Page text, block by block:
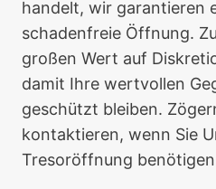
handelt, wir garantieren
schadenfreie Öffnung.
großen Wert auf
damit Ihre wertvollen
geschützt bleiben.
kontaktieren, wenn Sie
Tresoröffnung